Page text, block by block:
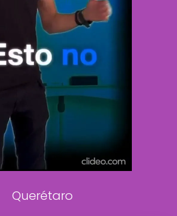
Clase
De 10 sports
DeDinero
Confabulario
Aviso Oportuno
Consultas
Querétaro